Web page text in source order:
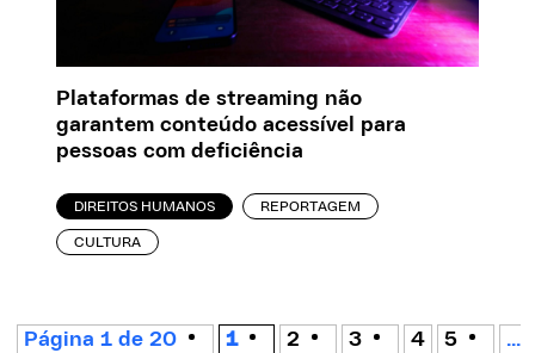
Plataformas de streaming não
garantem conteúdo acessível para
pessoas com deficiência
DIREITOS HUMANOS REPORTAGEM
CULTURA
Página 1 de 20 1 2 3 4 5
...